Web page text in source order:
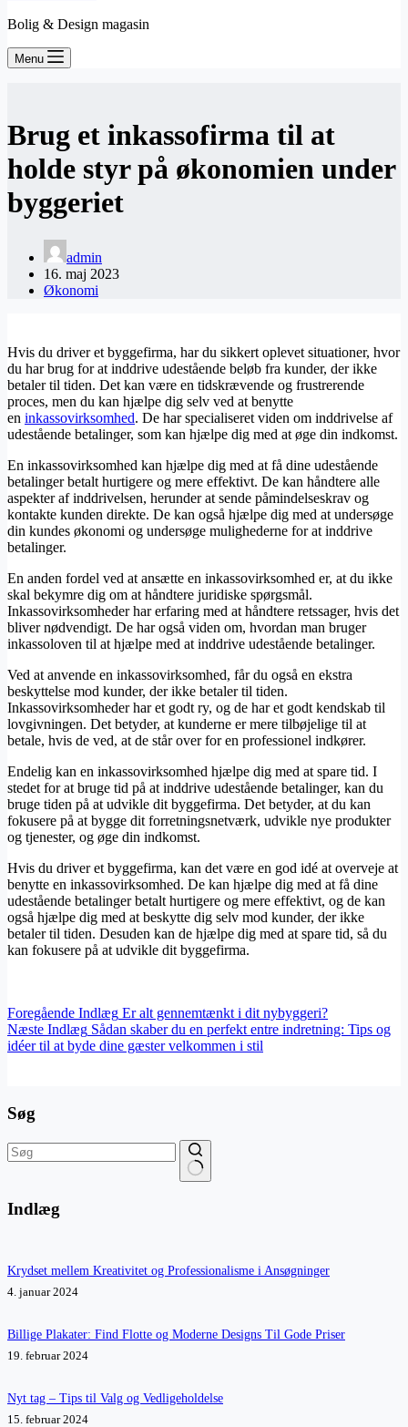
Bolig & Design magasin
Menu
Brug et inkassofirma til at
holde styr på økonomien under
byggeriet
admin
16. maj 2023
Økonomi
Hvis du driver et byggefirma, har du sikkert oplevet situationer, hvor
du har brug for at inddrive udestående beløb fra kunder, der ikke
betaler til tiden. Det kan være en tidskrævende og frustrerende
proces, men du kan hjælpe dig selv ved at benytte
en inkassovirksomhed. De har specialiseret viden om inddrivelse af
udestående betalinger, som kan hjælpe dig med at øge din indkomst.
En inkassovirksomhed kan hjælpe dig med at få dine udestående
betalinger betalt hurtigere og mere effektivt. De kan håndtere alle
aspekter af inddrivelsen, herunder at sende påmindelseskrav og
kontakte kunden direkte. De kan også hjælpe dig med at undersøge
din kundes økonomi og undersøge mulighederne for at inddrive
betalinger.
En anden fordel ved at ansætte en inkassovirksomhed er, at du ikke
skal bekymre dig om at håndtere juridiske spørgsmål.
Inkassovirksomheder har erfaring med at håndtere retssager, hvis det
bliver nødvendigt. De har også viden om, hvordan man bruger
inkassoloven til at hjælpe med at inddrive udestående betalinger.
Ved at anvende en inkassovirksomhed, får du også en ekstra
beskyttelse mod kunder, der ikke betaler til tiden.
Inkassovirksomheder har et godt ry, og de har et godt kendskab til
lovgivningen. Det betyder, at kunderne er mere tilbøjelige til at
betale, hvis de ved, at de står over for en professionel indkører.
Endelig kan en inkassovirksomhed hjælpe dig med at spare tid. I
stedet for at bruge tid på at inddrive udestående betalinger, kan du
bruge tiden på at udvikle dit byggefirma. Det betyder, at du kan
fokusere på at bygge dit forretningsnetværk, udvikle nye produkter
og tjenester, og øge din indkomst.
Hvis du driver et byggefirma, kan det være en god idé at overveje at
benytte en inkassovirksomhed. De kan hjælpe dig med at få dine
udestående betalinger betalt hurtigere og mere effektivt, og de kan
også hjælpe dig med at beskytte dig selv mod kunder, der ikke
betaler til tiden. Desuden kan de hjælpe dig med at spare tid, så du
kan fokusere på at udvikle dit byggefirma.
Foregående Indlæg Er alt gennemtænkt i dit nybyggeri?
Næste Indlæg Sådan skaber du en perfekt entre indretning: Tips og
idéer til at byde dine gæster velkommen i stil
Søg
resultater
Indlæg
Krydset mellem Kreativitet og Professionalisme i Ansøgninger
4. januar 2024
Billige Plakater: Find Flotte og Moderne Designs Til Gode Priser
19. februar 2024
Nyt tag – Tips til Valg og Vedligeholdelse
15. februar 2024